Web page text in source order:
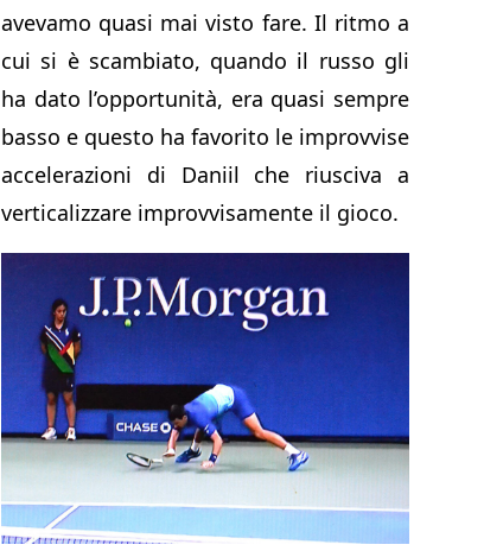
avevamo quasi mai visto fare. Il ritmo a
cui si è scambiato, quando il russo gli
ha dato l’opportunità, era quasi sempre
basso e questo ha favorito le improvvise
accelerazioni di Daniil che riusciva a
verticalizzare improvvisamente il gioco.